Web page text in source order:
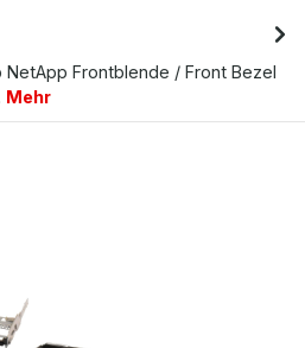
Frontblende / Front Bezel
Mehr